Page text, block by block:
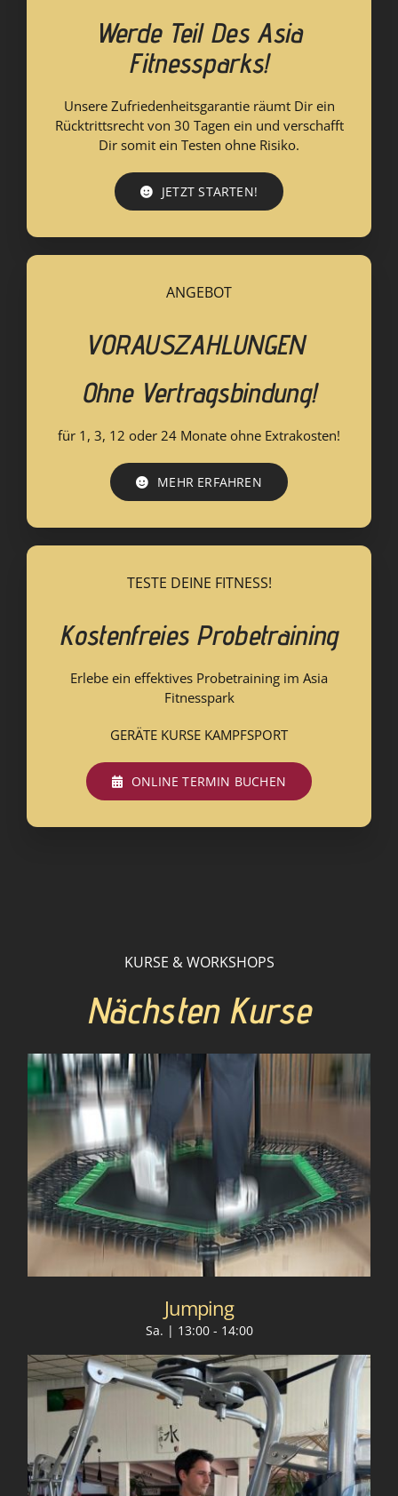
Werde Teil Des Asia
Fitnessparks!
Unsere Zufriedenheitsgarantie räumt Dir ein
Rücktrittsrecht von 30 Tagen ein und verschafft
Dir somit ein Testen ohne Risiko.
JETZT STARTEN!
ANGEBOT
VORAUSZAHLUNGEN
Ohne Vertragsbindung!
für 1, 3, 12 oder 24 Monate ohne Extrakosten!
MEHR ERFAHREN
TESTE DEINE FITNESS!
Kostenfreies Probetraining
Erlebe ein effektives Probetraining im Asia
Fitnesspark
GERÄTE KURSE KAMPFSPORT
ONLINE TERMIN BUCHEN
KURSE & WORKSHOPS
Nächsten Kurse
Jumping
Sa. | 13:00- 14:00